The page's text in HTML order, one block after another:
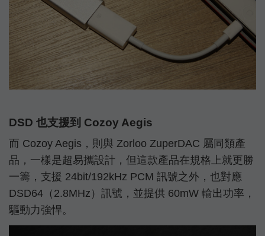
DSD 也支援到 Cozoy Aegis
而 Cozoy Aegis，則與 Zorloo ZuperDAC 屬同類產
品，一樣是超易攜設計，但這款產品在規格上就更勝
一籌，支援 24bit/192kHz PCM 訊號之外，也對應
DSD64（2.8MHz）訊號，並提供 60mW 輸出功率，
驅動力強悍。